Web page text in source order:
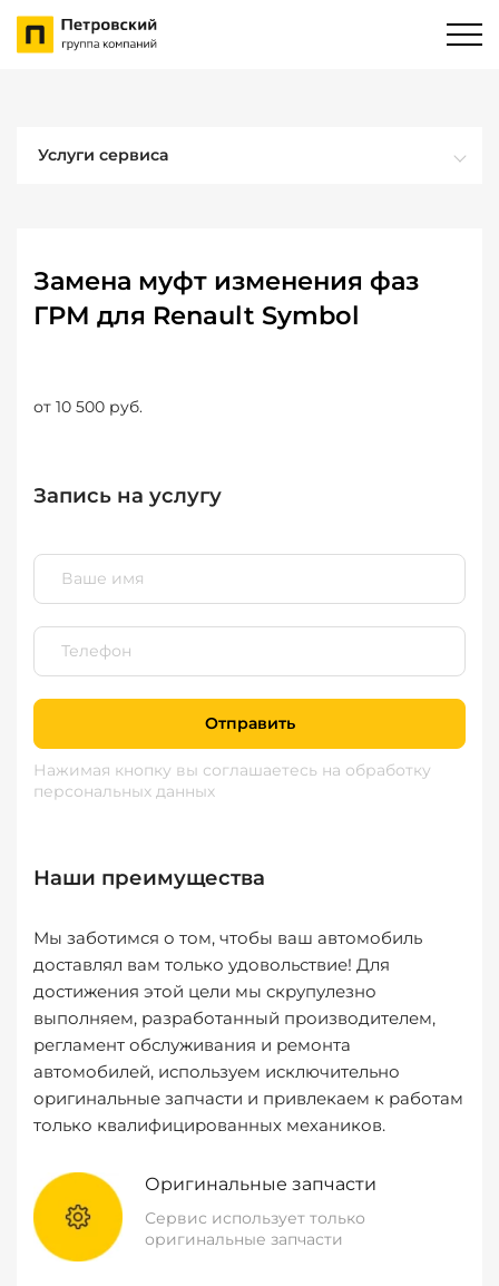
Услуги сервиса
Замена муфт изменения фаз
ГРМ для Renault Symbol
от 10 500 руб.
Запись на услугу
Отправить
Нажимая кнопку вы соглашаетесь на обработку
персональных данных
Наши преимущества
Мы заботимся о том, чтобы ваш автомобиль
доставлял вам только удовольствие! Для
достижения этой цели мы скрупулезно
выполняем, разработанный производителем,
регламент обслуживания и ремонта
автомобилей, используем исключительно
оригинальные запчасти и привлекаем к работам
только квалифицированных механиков.
Оригинальные запчасти
Сервис использует только
оригинальные запчасти